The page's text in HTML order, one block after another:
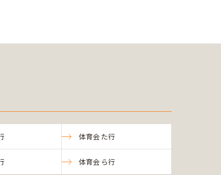
体育会 た行
体育会 ら行